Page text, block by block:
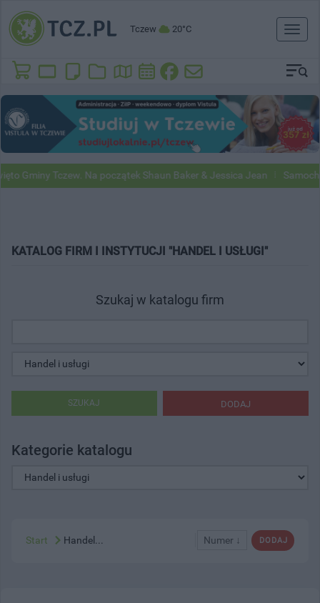
Tczew 20°C
Toggle
Gminy Tczew. Na początek Shaun Baker & Jessica Jean
KATALOG FIRM I INSTYTUCJI "HANDEL I USŁUGI"
Szukaj w katalogu firm
DODAJ
SZUKAJ
Kategorie katalogu
DODAJ
Numer ↓
Start Handel...